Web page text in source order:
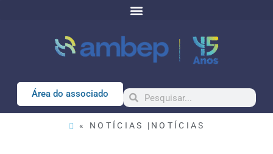
Área do associado
« NOTÍCIAS | NOTÍCIAS